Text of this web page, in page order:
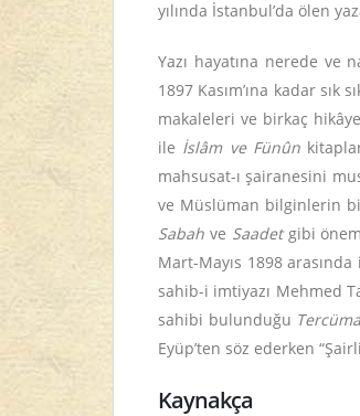
yılında İstanbul’da ölen
Yazı hayatına nerede ve
1897 Kasım’ına kadar sık
makaleleri ve birkaç
ile İslâm ve Fünûn
mahsusat-ı şairanesini
ve Müslüman bilginlerin
Sabah ve Saadetgibi
Mart-Mayıs 1898 arasında
sahib-i imtiyazı Mehmed
sahibi bulunduğu
Eyüp’ten söz ederken
Kaynakça